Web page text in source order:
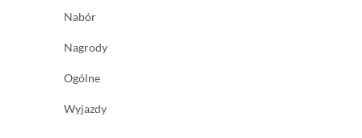
Nabór
Nagrody
Ogólne
Wyjazdy